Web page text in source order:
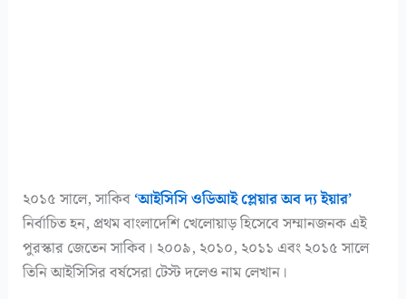
২০১৫ সালে, সাকিব‘আইসিসি ওডিআই প্লেয়ার অব দ্য ইয়ার’
নির্বাচিত হন, প্রথম বাংলাদেশি খেলোয়াড় হিসেবে সম্মানজনক এই
পুরস্কার জেতেন সাকিব। ২০০৯, ২০১০, ২০১১ এবং ২০১৫ সালে
তিনি আইসিসির বর্ষসেরা টেস্ট দলেও নাম লেখান।